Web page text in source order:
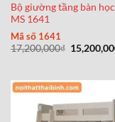
Bộ giường tầng bàn
MS 1641
Mã số 1641
17,200,000₫ Giá
gốc